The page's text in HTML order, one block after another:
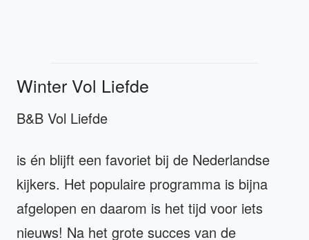
Winter Vol Liefde
B&B Vol Liefde
is én blijft een favoriet bij de Nederlandse
kijkers. Het populaire programma is bijna
afgelopen en daarom is het tijd voor iets
nieuws! Na het grote succes van de